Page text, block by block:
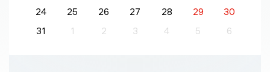
24
25 26 27 28 29
30
31
1 2 3 4 5 6